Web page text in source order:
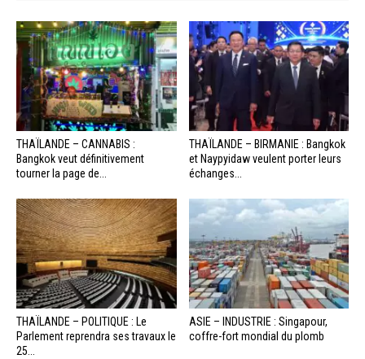
THAÏLANDE – CANNABIS :
Bangkok veut définitivement
tourner la page de...
THAÏLANDE – BIRMANIE : Bangkok
et Naypyidaw veulent porter leurs
échanges...
THAÏLANDE – POLITIQUE : Le
Parlement reprendra ses travaux le
25...
ASIE – INDUSTRIE : Singapour,
coffre-fort mondial du plomb